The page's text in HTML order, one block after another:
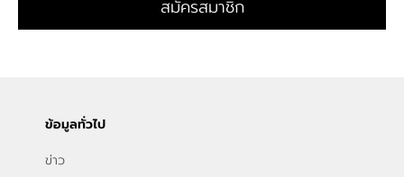
สมัครสมาชิก
ข้อมูลทั่วไป
ข่าว